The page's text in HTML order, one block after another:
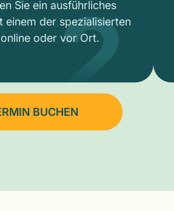
Sie ein ausführliches
einem der spezialisierten
oder vor Ort.
2
BUCHEN